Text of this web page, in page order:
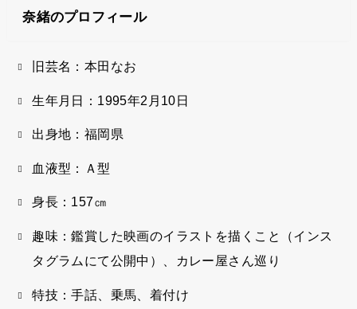
奈緒のプロフィール
旧芸名：本田なお
生年月日：1995年2月10日
出身地：福岡県
血液型：Ａ型
身長：157㎝
趣味：鑑賞した映画のイラストを描くこと（インス
タグラムにて公開中）、カレー屋さん巡り
特技：手話、乗馬、着付け